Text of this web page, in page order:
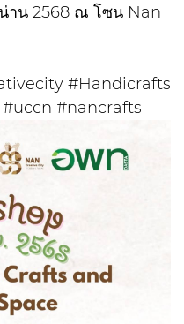
าน 2568 ณ โซน Nan
#Handicrafts
#nancrafts